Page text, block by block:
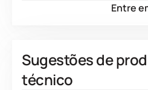
Entre
Sugestões de
técnico